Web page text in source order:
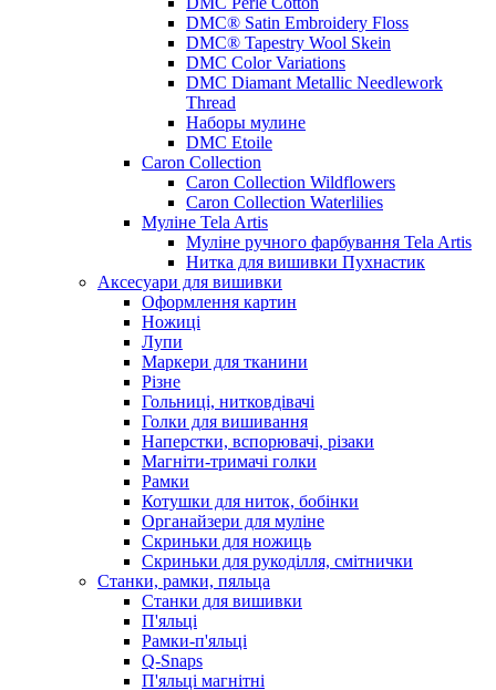
DMC® Satin Embroidery Floss
DMC® Tapestry Wool Skein
DMC Color Variations
DMC Diamant Metallic Needlework
Thread
Наборы мулине
DMC Etoile
Caron Collection
Caron Collection Wildflowers
Caron Collection Waterlilies
Муліне Tela Artis
Муліне ручного фарбування Tela Artis
Нитка для вишивки Пухнастик
Аксесуари для вишивки
Оформлення картин
Ножиці
Лупи
Маркери для тканини
Різне
Гольниці, нитковдівачі
Голки для вишивання
Наперстки, вспорювачі, різаки
Магніти-тримачі голки
Рамки
Котушки для ниток, бобінки
Органайзери для муліне
Скриньки для ножиць
Скриньки для рукоділля, смітнички
Станки, рамки, пяльца
Станки для вишивки
П'яльці
Рамки-п'яльці
Q-Snaps
П'яльці магнітні